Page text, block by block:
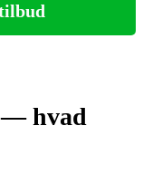
— hvad